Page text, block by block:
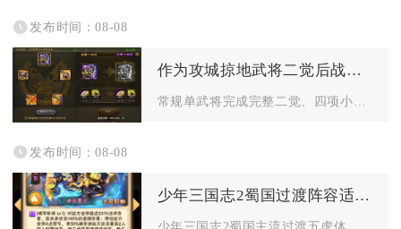
发布时间：08-08
作为攻城掠地武将二觉后战斗力提升多少
发布时间：08-08
少年三国志2蜀国过渡阵容适合哪些平民玩家